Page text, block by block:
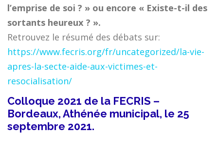
l’emprise de soi ? » ou encore « Existe-t-il des
sortants heureux ? ».
Retrouvez le résumé des débats sur:
https://www.fecris.org/fr/uncategorized/la-vie-
apres-la-secte-aide-aux-victimes-et-
resocialisation/
Colloque 2021 de la FECRIS –
Bordeaux, Athénée municipal, le 25
septembre 2021.